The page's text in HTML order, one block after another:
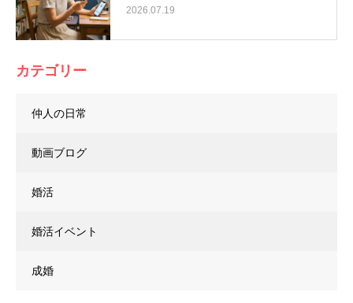
2026.07.19
カテゴリー
仲人の日常
動画ブログ
婚活
婚活イベント
成婚